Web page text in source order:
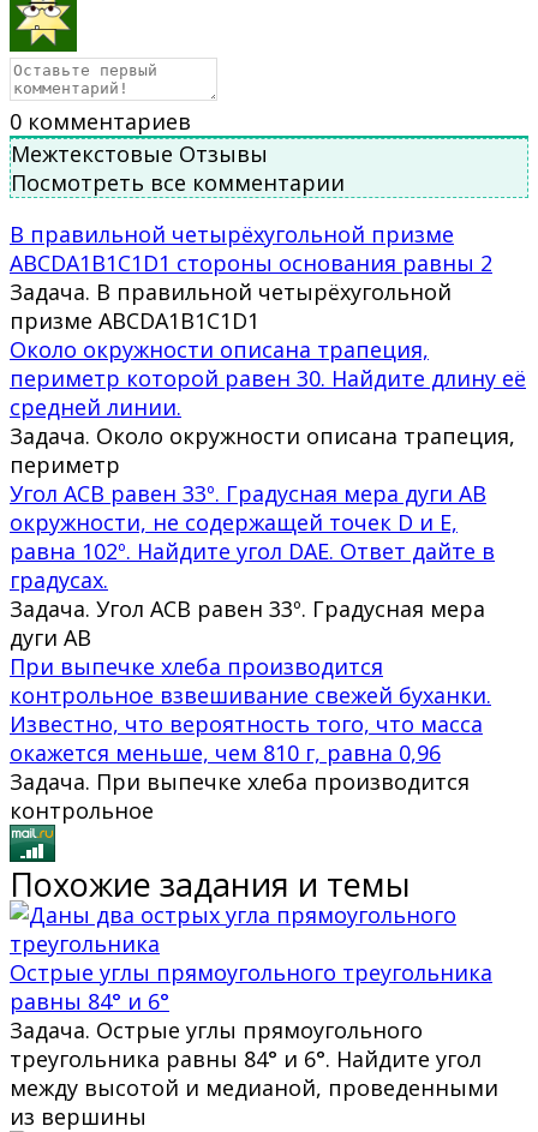
0 комментариев
Межтекстовые Отзывы
Посмотреть все комментарии
В правильной четырёхугольной призме
ABCDA1B1C1D1 стороны основания равны 2
Задача. В правильной четырёхугольной
призме ABCDA1B1C1D1
Около окружности описана трапеция,
периметр которой равен 30. Найдите длину её
средней линии.
Задача. Около окружности описана трапеция,
периметр
Угол ACB равен 33º. Градусная мера дуги AB
окружности, не содержащей точек D и E,
равна 102º. Найдите угол DAE. Ответ дайте в
градусах.
Задача. Угол ACB равен 33º. Градусная мера
дуги AB
При выпечке хлеба производится
контрольное взвешивание свежей буханки.
Известно, что вероятность того, что масса
окажется меньше, чем 810 г, равна 0,96
Задача. При выпечке хлеба производится
контрольное
Похожие задания и темы
Острые углы прямоугольного треугольника
равны 84° и 6°
Задача. Острые углы прямоугольного
треугольника равны 84° и 6°. Найдите угол
между высотой и медианой, проведенными
из вершины